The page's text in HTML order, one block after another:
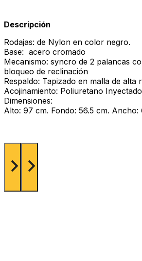
Descripción
Rodajas: de Nylon en color negro.
Base: acero cromado
Mecanismo: syncro de 2 palancas
bloqueo de reclinación
Respaldo: Tapizado en malla de alta
Acojinamiento: Poliuretano
Dimensiones:
Alto: 97 cm. Fondo: 56.5 cm. Ancho: